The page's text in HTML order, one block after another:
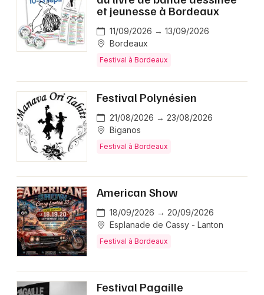
et jeunesse à Bordeaux
11/09/2026 → 13/09/2026
Bordeaux
Festival à Bordeaux
Festival Polynésien
21/08/2026 → 23/08/2026
Biganos
Festival à Bordeaux
American Show
18/09/2026 → 20/09/2026
Esplanade de Cassy - Lanton
Festival à Bordeaux
Festival Pagaille